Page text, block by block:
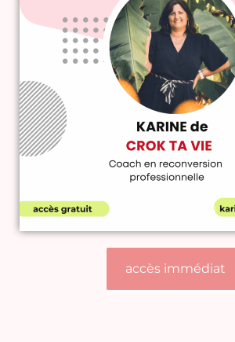
accès immédiat